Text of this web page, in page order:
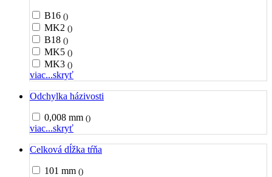
B16 ()
MK2 ()
B18 ()
MK5 ()
MK3 ()
viac...skryť
Odchylka házivosti
0,008 mm ()
viac...skryť
Celková dĺžka tŕňa
101 mm ()